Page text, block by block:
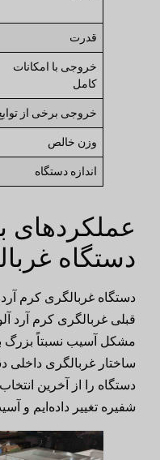
قدرت
خروجی با امکانات
کامل
خروجی برخی از
وزن خالص
اندازه دستگاه
عملکردهای
دستگاه
دستگاه غربالگری کرم
قبلی غربالگری کرم آرد
مشکل آسیب نسبتاً بزرگ
ساختار غربالگری داخلی
دستگاه را از آخرین
شفیره تغییر داده‌ایم و